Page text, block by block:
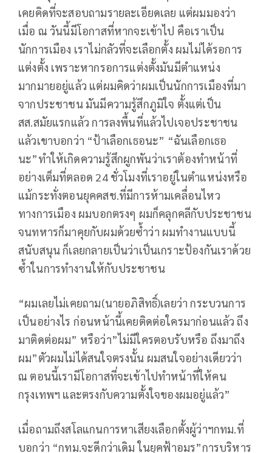
เคยคิดที่จะสอบถามรายละเอียดเลย แต่ผมมองว่า
เมื่อ ณ วันนี้มีโอกาสที่หากจะเข้าไป คือเราเป็น
นักการเมือง เราไม่กลัวที่จะเลือกตั้ง ผมไม่ได้รอการ
แต่งตั้ง เพราะหากรอการแต่งตั้งมันมีตำแหน่ง
มากมายอยู่แล้ว แต่ผมคิดว่าผมเป็นนักการเมืองที่มา
จากประชาชน มันมีความรู้สึกภูมิใจ ตั้งแต่เป็น
สส.สมัยแรกแล้ว การลงพื้นที่แล้วไปเจอประชาชน
แล้วเขาบอกว่า “ป้าเลือกเธอนะ” “ฉันเลือกเธอ
นะ”ทำให้เกิดความรู้สึกผูกพันว่าเราต้องทำหน้าที่
อย่างเต็มที่ตลอด 24 ชั่วโมงที่เราอยู่ในตำแหน่งหรือ
แม้กระทั่งตอนยุคคสช.ที่มีการห้ามเคลื่อนไหว
ทางการเมือง ผมบอกตรงๆ ผมก็คลุกคลีกับประชาชน
จนทหารก็มาคุยกับผมด้วยซ้ำว่า ผมทำงานแบบนี้
สนับสนุน ก็เลยกลายเป็นว่าเป็นเกราะป้องกันเราด้วย
ซ้ำในการทำงานให้กับประชาชน
“ผมเลยไม่เคยถาม(นายอภิสิทธิ์)เลยว่า กระบวนการ
เป็นอย่างไร ก่อนหน้านี้เคยติดต่อใครมาก่อนแล้ว ถึง
มาติดต่อผม” หรือว่า”ไม่มีใครตอบรับหรือ ถึงมาถึง
ผม”ตัวผมไม่ได้สนใจตรงนั้น ผมสนใจอย่างเดียวว่า
ณ ตอนนี้เรามีโอกาสที่จะเข้าไปทำหน้าที่ให้คน
กรุงเทพฯ และตรงกับความตั้งใจของผมอยู่แล้ว”
เมื่อถามถึงสโลแกนการหาเสียงเลือกตั้งผู้ว่าฯกทม.ที่
บอกว่า “กทม.จะดีกว่าเดิม ในยุคฟ้าอมร”การบริหาร